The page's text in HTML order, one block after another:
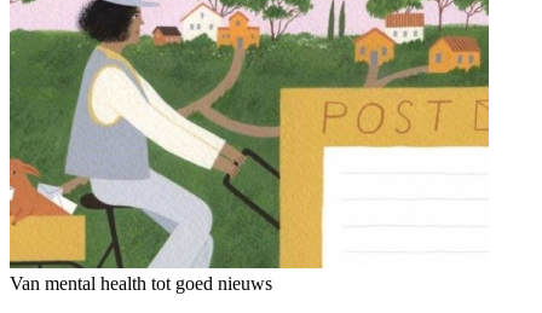
Van mental health tot goed nieuws